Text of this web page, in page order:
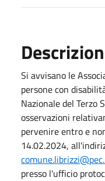
Si avvisano le
persone con
Nazionale del Terzo
osservazioni
pervenire entro e
14.02.2024,
presso l'ufficio